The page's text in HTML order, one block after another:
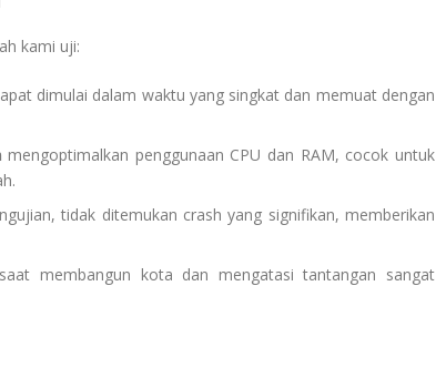
kami uji:
dimulai dalam waktu yang singkat dan memuat dengan
mengoptimalkan penggunaan CPU dan RAM, cocok untuk
tidak ditemukan crash yang signifikan, memberikan
membangun kota dan mengatasi tantangan sangat